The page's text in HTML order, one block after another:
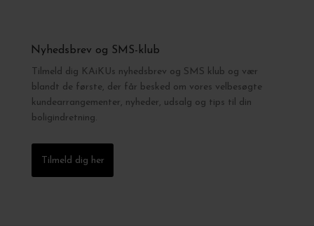
Nyhedsbrev og SMS-klub
Tilmeld dig KAiKUs nyhedsbrev og SMS klub og vær
blandt de første, der får besked om vores velbesøgte
kundearrangementer, nyheder, udsalg og tips til din
boligindretning.
Tilmeld dig her